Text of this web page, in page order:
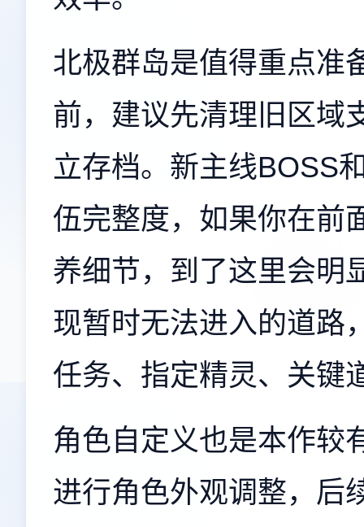
北极群岛是值得重点准
前，建议先清理旧区域
立存档。新主线BOSS
伍完整度，如果你在前
养细节，到了这里会明
现暂时无法进入的道路
任务、指定精灵、关键
角色自定义也是本作较
进行角色外观调整，后